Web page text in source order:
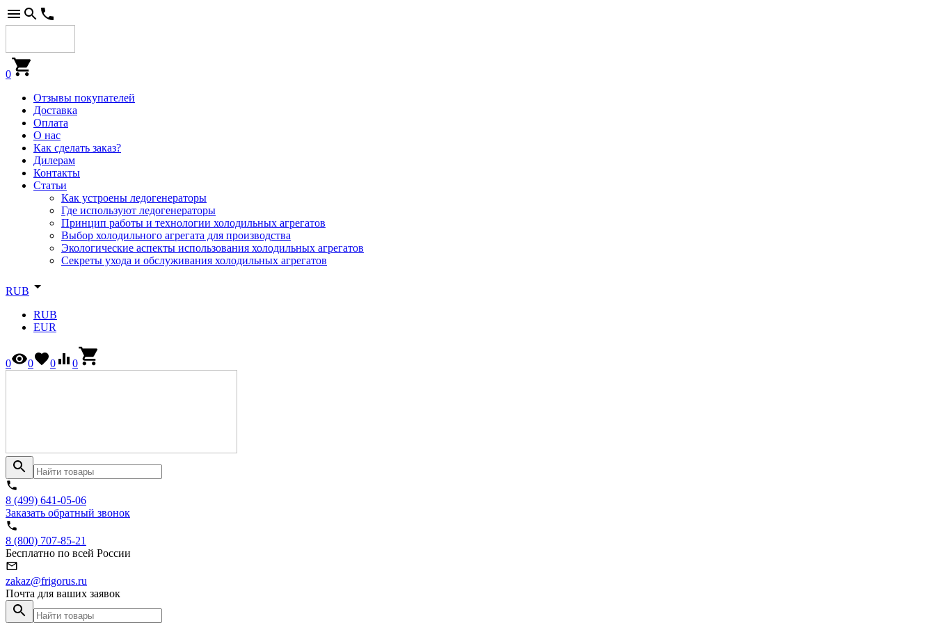
0
Отзывы покупателей
Доставка
Оплата
О нас
Как сделать заказ?
Дилерам
Контакты
Статьи
Как устроены ледогенераторы
Где используют ледогенераторы
Принцип работы и технологии холодильных агрегатов
Выбор холодильного агрегата для производства
Экологические аспекты использования холодильных агрегатов
Секреты ухода и обслуживания холодильных агрегатов
RUB
RUB
EUR
0 0 0 0
8 (499) 641-05-06
Заказать обратный звонок
8 (800) 707-85-21
Бесплатно по всей России
zakaz@frigorus.ru
Почта для ваших заявок